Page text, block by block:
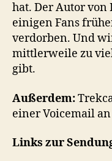
hat. Der Autor von
einigen Fans
verdorben. Und
mittlerweile zu
gibt.
Außerdem:
einer Voicemail
Links zur